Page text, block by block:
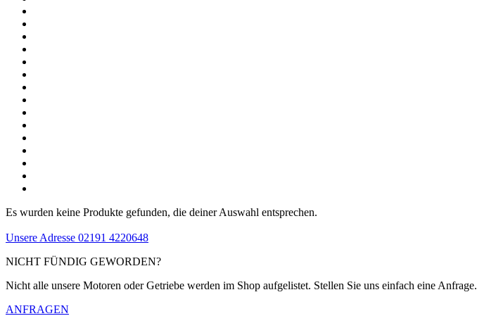
Es wurden keine Produkte gefunden, die deiner Auswahl entsprechen.
Unsere Adresse 02191 4220648
NICHT FÜNDIG GEWORDEN?
Nicht alle unsere Motoren oder Getriebe werden im Shop aufgelistet. Stellen Sie uns einfach eine Anfrage.
ANFRAGEN